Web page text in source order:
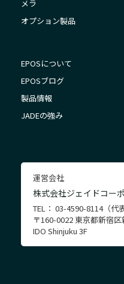
メラ
オプション製品
EPOSについて
EPOSブログ
製品情報
JADEの強み
運営会社
株式会社ジェイドコー
TEL： 03-4590-8114（代表
〒160-0022 東京都新宿
IDO Shinjuku 3F